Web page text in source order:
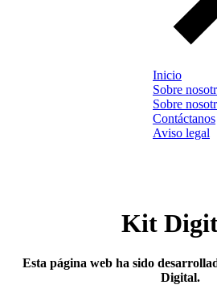
Inicio
Sobre
Sobre
Contáctanos
Aviso legal
Kit
Esta página web ha sido
Digital.